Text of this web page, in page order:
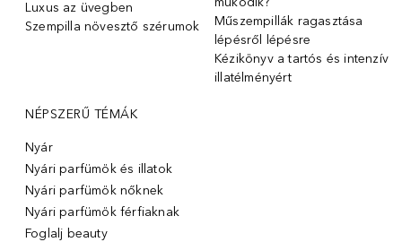
Luxus az üvegben
Szempilla növesztő szérumok
Műszempillák ragasztása
lépésről lépésre
Kézikönyv a tartós és intenzív
illatélményért
NÉPSZERŰ TÉMÁK
Nyár
Nyári parfümök és illatok
Nyári parfümök nőknek
Nyári parfümök férfiaknak
Foglalj beauty